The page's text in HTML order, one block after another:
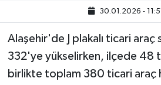
30.01.2026 -
Alaşehir'de J plakalı ticari araç
332'ye yükselirken, ilçede 48
birlikte toplam 380 ticari araç